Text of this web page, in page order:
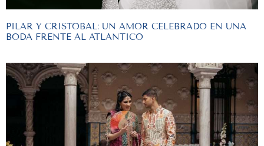
PILAR Y CRISTOBAL: UN AMOR CELEBRADO EN UNA
BODA FRENTE AL ATLÁNTICO